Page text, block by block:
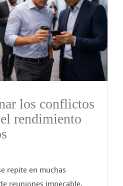
los conflictos
rendimiento
repite en muchas
reuniones impecable,